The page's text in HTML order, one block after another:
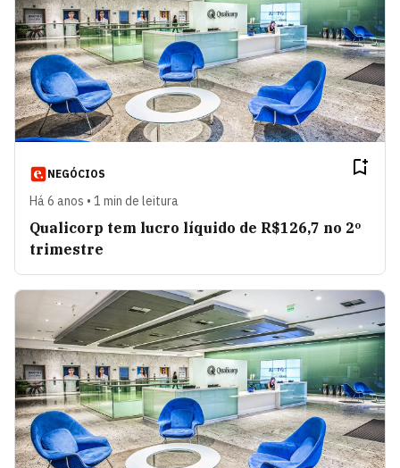
NEGÓCIOS
Há 6 anos • 1 min de leitura
Qualicorp tem lucro líquido de R$126,7 no 2º
trimestre